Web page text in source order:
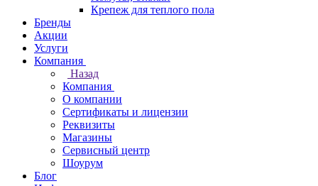
Крепеж для теплого пола
Бренды
Акции
Услуги
Компания
Назад
Компания
О компании
Сертификаты и лицензии
Реквизиты
Магазины
Сервисный центр
Шоурум
Блог